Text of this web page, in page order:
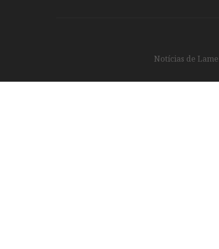
Notícias de